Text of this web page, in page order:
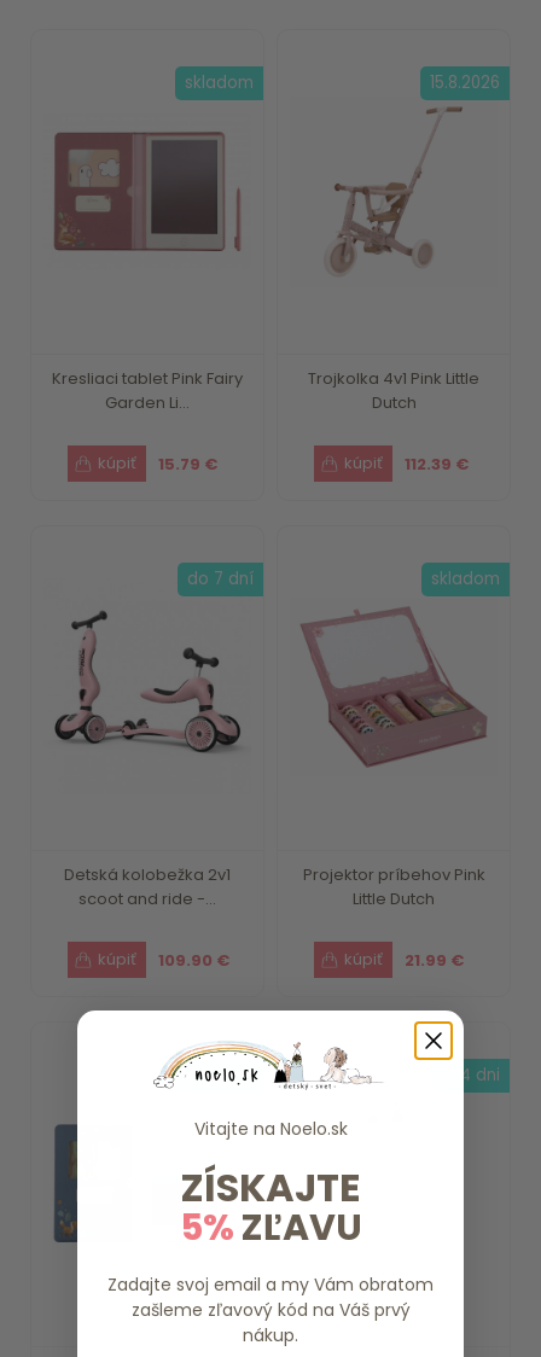
Kresliaci tablet Pink Fairy
Garden Li...
15.79 €
skladom
Trojkolka 4v1 Pink Little
Dutch
112.39 €
15.8.2026
Detská kolobežka 2v1
scoot and ride -...
109.90 €
do 7 dní
Projektor príbehov Pink
Little Dutch
21.99 €
skladom
skladom 3-4 dni
Vitajte na Noelo.sk
ZÍSKAJTE
5%ZĽAVU
Zadajte svoj email a my Vám obratom
zašleme zľavový kód na Váš prvý
nákup.